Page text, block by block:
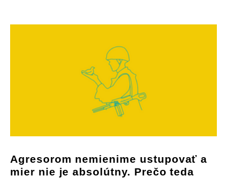
Agresorom nemienime ustupovať a
mier nie je absolútny. Prečo teda